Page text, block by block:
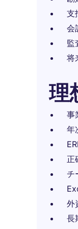
支
会
監
将
理
事
年
正
チ
外
長